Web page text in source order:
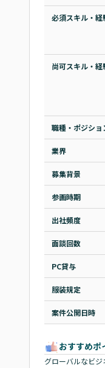
必須スキル・経
尚可スキル・経
職種・ポジショ
業界
募集背景
参画時期
出社頻度
面談回数
PC貸与
服装規定
案件公開日時
おすすめポ
グローバルなビ